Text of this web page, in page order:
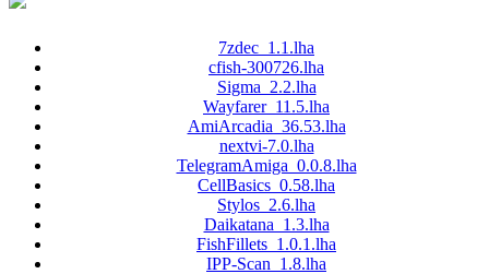
7zdec_1.1.lha
cfish-300726.lha
Sigma_2.2.lha
Wayfarer_11.5.lha
AmiArcadia_36.53.lha
nextvi-7.0.lha
TelegramAmiga_0.0.8.lha
CellBasics_0.58.lha
Stylos_2.6.lha
Daikatana_1.3.lha
FishFillets_1.0.1.lha
IPP-Scan_1.8.lha